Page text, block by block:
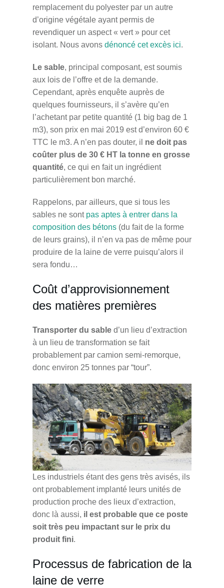
remplacement du polyester par un autre
d’origine végétale ayant permis de
revendiquer un aspect « vert » pour cet
isolant. Nous avons dénoncé cet excès ici.
Le sable, principal composant, est soumis
aux lois de l’offre et de la demande.
Cependant, après enquête auprès de
quelques fournisseurs, il s’avère qu’en
l’achetant par petite quantité (1 big bag de 1
m3), son prix en mai 2019 est d’environ 60 €
TTC le m3. A n’en pas douter, il ne doit pas
coûter plus de 30 € HT la tonne en grosse
quantité, ce qui en fait un ingrédient
particulièrement bon marché.
Rappelons, par ailleurs, que si tous les
sables ne sont pas aptes à entrer dans la
composition des bétons(du fait de la forme
de leurs grains), il n’en va pas de même pour
produire de la laine de verre puisqu’alors il
sera fondu…
Coût d’approvisionnement
des matières premières
Transporter du sabled’un lieu d’extraction
à un lieu de transformation se fait
probablement par camion semi-remorque,
donc environ 25 tonnes par “tour”.
Les industriels étant des gens très avisés, ils
ont probablement implanté leurs unités de
production proche des lieux d’extraction,
donc là aussi, il est probable que ce poste
soit très peu impactant sur le prix du
produit fini.
Processus de fabrication de la
laine de verre